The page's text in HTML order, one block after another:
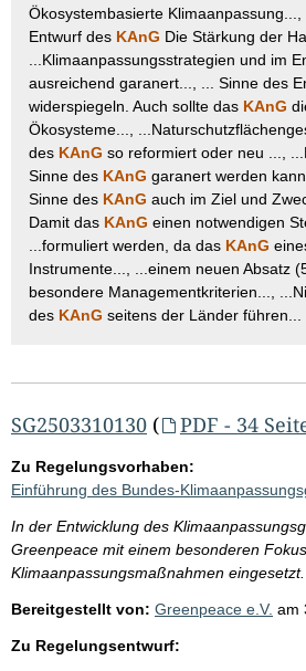
Ökosystembasierte
Entwurf des KAnG Die Stärkung der
...Klimaanpassungsstrategien und im
ausreichend garanert..., ... Sinne des
widerspiegeln. Auch sollte das KAnG
Ökosysteme...,
des KAnG so reformiert oder neu ...,
Sinne des KAnG garanert werden
Sinne des KAnG auch im Ziel und
Damit das KAnG einen notwendigen
...formuliert werden, da das KAnG
Instrumente..., ...einem neuen Absatz
besondere Managementkriterien...,
des KAnG seitens der Länder führen...
SG2503310130 ( PDF - 34
Zu Regelungsvorhaben:
Einführung des Bundes-
In der Entwicklung des
Greenpeace mit einem besonderen
Klimaanpassungsmaßnahmen eingesetzt.
Bereitgestellt von: Greenpeace e.V. am
Zu Regelungsentwurf: